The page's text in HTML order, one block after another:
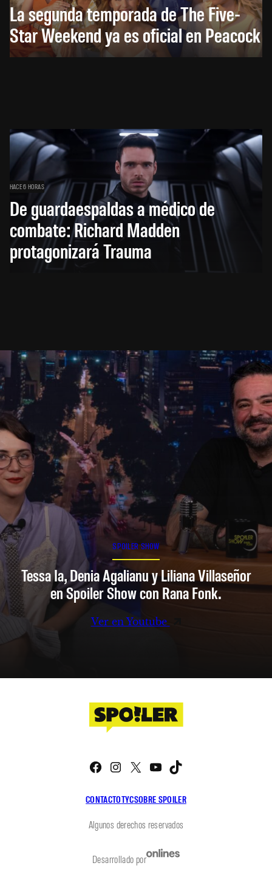
La segunda temporada de The Five-
Star Weekend ya es oficial en Peacock
HACE 6 HORAS
De guardaespaldas a médico de
combate: Richard Madden
protagonizará Trauma
SPOILER SHOW
Tessa Ia, Denia Agalianu y Liliana Villaseñor
en Spoiler Show con Rana Fonk.
Ver en Youtube
CONTACTOTYCSOBRE SPOILER
Facebook
Instagram
X YouTube
Algunos derechos reservados
Desarrollado por